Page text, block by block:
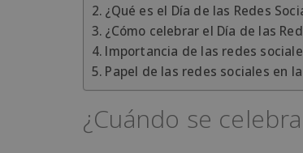
¿Qué es el Día de las Redes
¿Cómo celebrar el Día de las
Importancia de las redes
Papel de las redes sociales en
¿Cuándo se